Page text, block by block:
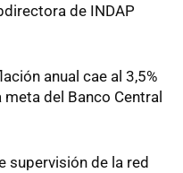
de INDAP
anual cae al 3,5%
meta del Banco Central
supervisión de la red